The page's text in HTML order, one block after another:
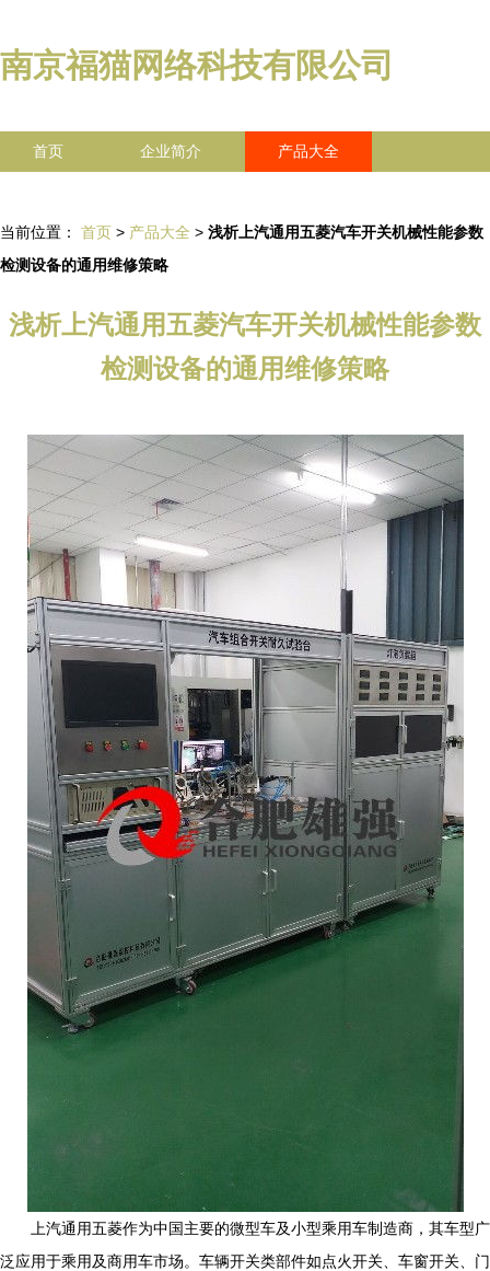
南京福猫网络科技有限公司
首页 企业简介 产品大全
当前位置： 首页 > 产品大全 > 浅析上汽通用五菱汽车开关机械性能参数
检测设备的通用维修策略
浅析上汽通用五菱汽车开关机械性能参数
检测设备的通用维修策略
上汽通用五菱作为中国主要的微型车及小型乘用车制造商，其车型广
泛应用于乘用及商用车市场。车辆开关类部件如点火开关、车窗开关、门